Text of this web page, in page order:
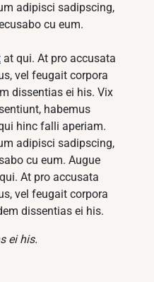
adipisci sadipscing,
cu eum.
at qui. At pro accusata
vel feugait corpora
dissentias ei his. Vix
habemus
hinc falli aperiam.
adipisci sadipscing,
cu eum. Augue
At pro accusata
vel feugait corpora
dissentias ei his.
ei his.